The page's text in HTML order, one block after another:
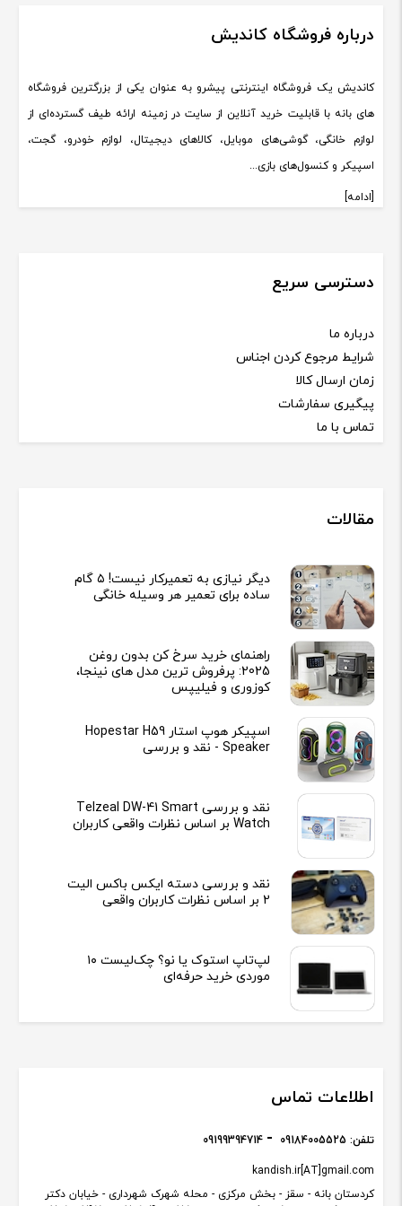
درباره فروشگاه کاندیش
کاندیش یک فروشگاه اینترنتی پیشرو به عنوان یکی از بزرگترین فروشگاه
های بانه با قابلیت خرید آنلاین از سایت در زمینه ارائه طیف گسترده‌ای از
لوازم خانگی، گوشی‌های موبایل، کالاهای دیجیتال، لوازم خودرو، گجت،
اسپیکر و کنسول‌های بازی...
[ادامه]
دسترسی سریع
درباره ما
شرایط مرجوع کردن اجناس
زمان ارسال کالا
پیگیری سفارشات
تماس با ما
مقالات
دیگر نیازی به تعمیرکار نیست! ۵ گام
ساده برای تعمیر هر وسیله خانگی
راهنمای خرید سرخ کن بدون روغن
2025: پرفروش ترین مدل های نینجا،
کوزوری و فیلیپس
اسپیکر هوپ استار Hopestar H59
Speaker - نقد و بررسی
نقد و بررسی Telzeal DW-41 Smart
Watch بر اساس نظرات واقعی کاربران
نقد و بررسی دسته ایکس باکس الیت
2 بر اساس نظرات کاربران واقعی
لپ‌تاپ استوک یا نو؟ چک‌لیست ۱۰
موردی خرید حرفه‌ای
اطلاعات تماس
کردستان بانه - سقز - بخش مرکزی - محله شهرک شهرداری - خیابان دکتر
kandish.ir[AT]gmail.com
تلفن: 09184005525
09199394714